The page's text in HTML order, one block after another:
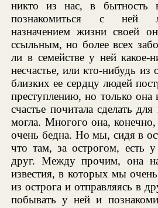
никто из нас, в бытность
познакомиться с ней
назначением жизни своей
ссыльным, но более всех
ли в семействе у ней какое-
несчастье, или кто-нибудь из
близких ее сердцу людей
преступлению, но только она
счастье почитала сделать
могла. Многого она,
очень бедна. Но мы, сидя в
что там, за острогом, есть
друг. Между прочим, она
известия, в которых мы
из острога и отправляясь в
побывать у ней и